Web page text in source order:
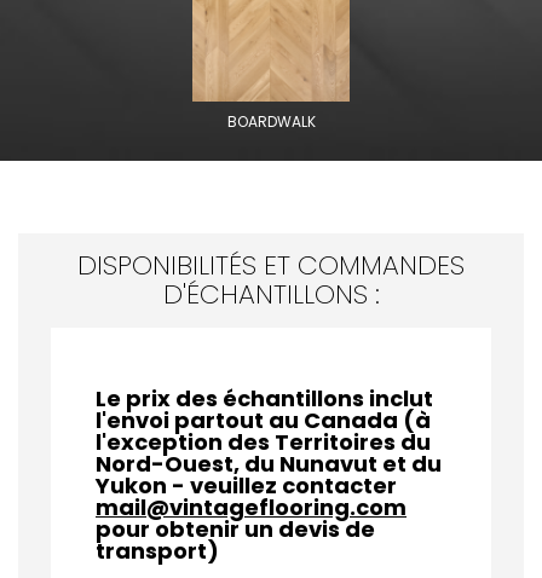
BOARDWALK
DISPONIBILITÉS ET COMMANDES
D'ÉCHANTILLONS :
Le prix des échantillons inclut
l'envoi partout au Canada (à
l'exception des Territoires du
Nord-Ouest, du Nunavut et du
Yukon - veuillez contacter
mail@vintageflooring.com
pour obtenir un devis de
transport)